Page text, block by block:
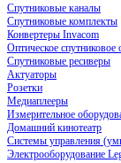
Спутниковые каналы
Спутниковые комплекты
Конвертеры Invacom
Оптическое
Спутниковые ресиверы
Актуаторы
Розетки
Медиаплееры
Измерительное
Домашний кинотеатр
Системы управления
Электрооборудование